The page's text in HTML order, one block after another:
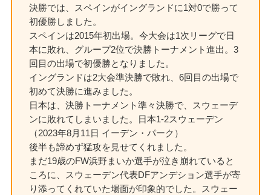
決勝では、スペインがイングランドに1対0で勝って
初優勝しました。
スペインは2015年初出場。今大会は1次リーグで日
本に敗れ、グループ2位で決勝トーナメント進出。3
回目の出場で初優勝となりました。
イングランドは2大会準決勝で敗れ、6回目の出場で
初めて決勝に進みました。
日本は、決勝トーナメント準々決勝で、スウェーデ
ンに敗れてしまいました。日本1-2スウェーデン
（2023年8月11日 イーデン・パーク）
後半も諦めず猛攻を見せてくれました。
まだ19歳のFW浜野まいか選手が泣き崩れていると
ころに、スウェーデン代表DFアンデション選手が寄
り添ってくれていた場面が印象的でした。スウェー